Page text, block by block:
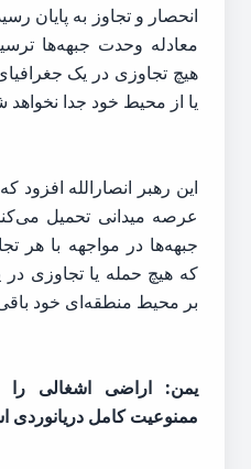
انحصار و تجاوز به پایان
معادله وحدت جبهه‌ها
هیچ تجاوزی در یک
یا از محیط خود جدا نخواهد
این رهبر انصارالله افزود
عرصه میدانی تحمیل
جبهه‌ها در مواجهه با هر
که هیچ حمله یا تجاوزی در
بر محیط منطقه‌ای خود باقی
یمن: اراضی اشغالی را
ممنوعیت کامل دریانوردی